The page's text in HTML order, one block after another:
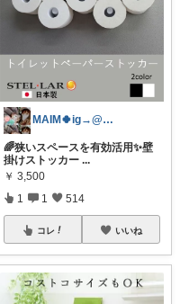
MAIM🍀ig→@maim_419
🌈狭いスペースを有効活用✨壁
掛けストッカー ...
￥ 3,500
1 1 514
コレ いいね